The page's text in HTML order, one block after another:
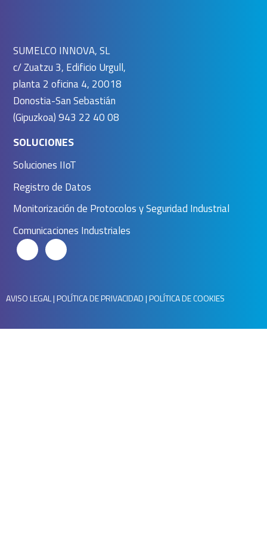
SUMELCO INNOVA, SL
c/ Zuatzu 3, Edificio Urgull,
planta 2 oficina 4, 20018
Donostia-San Sebastián
(Gipuzkoa) 943 22 40 08
SOLUCIONES
Soluciones IIoT
Registro de Datos
Monitorización de Protocolos y Seguridad Industrial
Comunicaciones Industriales
AVISO LEGAL|POLÍTICA DE PRIVACIDAD|POLÍTICA DE COOKIES